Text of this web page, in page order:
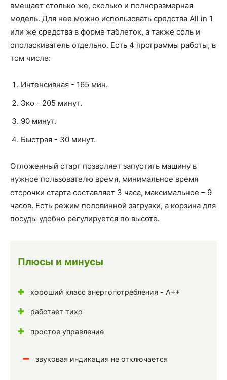
вмещает столько же, сколько и полноразмерная
модель. Для нее можно использовать средства All in 1
или же средства в форме таблеток, а также соль и
ополаскиватель отдельно. Есть 4 программы работы, в
том числе:
Интенсивная - 165 мин.
Эко - 205 минут.
90 минут.
Быстрая - 30 минут.
Отложенный старт позволяет запустить машину в
нужное пользователю время, минимальное время
отсрочки старта составляет 3 часа, максимальное – 9
часов. Есть режим половинной загрузки, а корзина для
посуды удобно регулируется по высоте.
Плюсы и минусы
хороший класс энергопотребления - A++
работает тихо
простое управление
звуковая индикация не отключается